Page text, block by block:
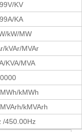
KV
KA
kW/MW
kVAr/MVAr
KVA/MVA
kMWh
kMVArh
/450.00Hz